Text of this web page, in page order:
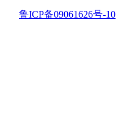
鲁ICP备09061626号-10